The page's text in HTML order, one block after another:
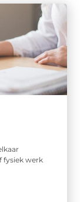
fysiek werk